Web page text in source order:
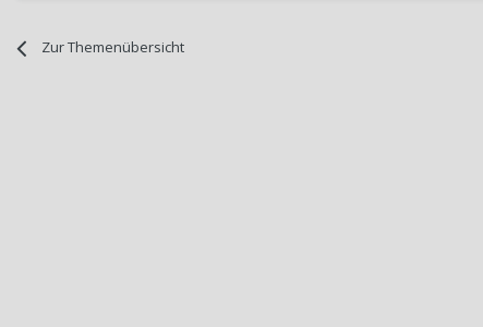
Zur Themenübersicht